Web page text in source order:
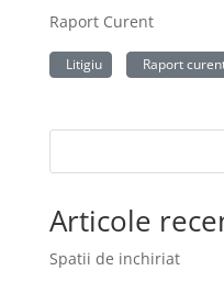
Raport Curent
Litigiu Raport
Articole
Spatii de inchiriat